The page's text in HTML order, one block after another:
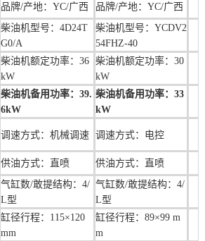
品牌/产地： YC/广西 品牌/产地： YC/广西
柴油机型号： 4D24T
G0/A
柴油机型号：YCDV2
54FHZ-40
柴油机额定功率： 36
kW
柴油机额定功率： 30
kW
柴油机备用功率： 39.
6kW
柴油机备用功率：33
kW
调速方式： 机械调速 调速方式：电控
供油方式：直喷
供油方式：直喷
气缸数/敢提结构： 4/
L型
气缸数/敢提结构：4/
L型
缸径行程： 115×120
mm
缸径行程： 89×99 m
m